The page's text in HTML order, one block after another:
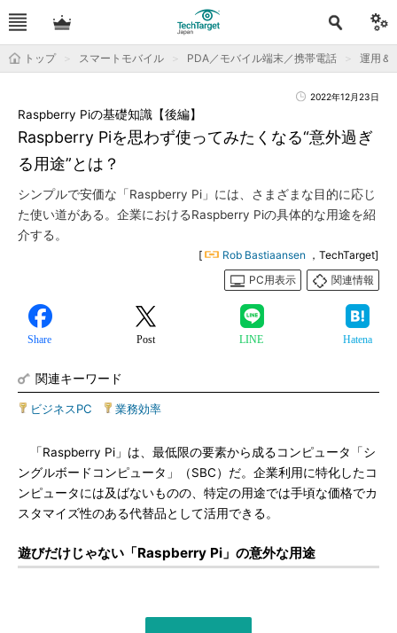
トップ スマートモバイル PDA／モバイル端末／携帯電話 運用＆
2022年12月23日
Raspberry Piを思わず使ってみたくなる“意外過ぎ
る用途”とは？
Raspberry Piの基礎知識【後編】
シンプルで安価な「Raspberry Pi」には、さまざまな目的に応じ
た使い道がある。企業におけるRaspberry Piの具体的な用途を紹
介する。
[ Rob Bastiaansen ，TechTarget]
PC用表示
関連情報
Share Post LINE Hatena
関連キーワード
ビジネスPC 業務効率
「Raspberry Pi」は、最低限の要素から成るコンピュータ「シ
ングルボードコンピュータ」（SBC）だ。企業利用に特化したコ
ンピュータには及ばないものの、特定の用途では手頃な価格でカ
スタマイズ性のある代替品として活用できる。
遊びだけじゃない「Raspberry Pi」の意外な用途